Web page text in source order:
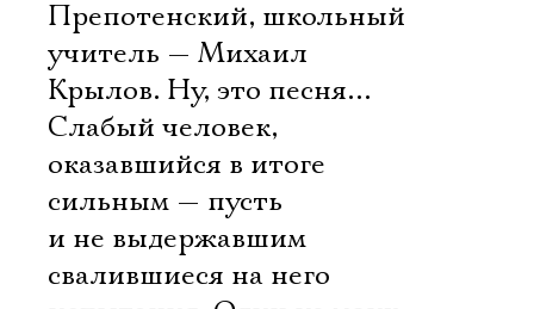
Препотенский, школьный
учитель — Михаил
Крылов. Ну, это песня…
Слабый человек,
оказавшийся в итоге
сильным — пусть
и не выдержавшим
свалившиеся на него